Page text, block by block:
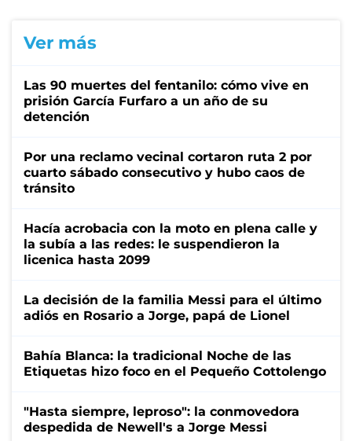
Ver más
Las 90 muertes del fentanilo: cómo vive en
prisión García Furfaro a un año de su
detención
Por una reclamo vecinal cortaron ruta 2 por
cuarto sábado consecutivo y hubo caos de
tránsito
Hacía acrobacia con la moto en plena calle y
la subía a las redes: le suspendieron la
licenica hasta 2099
La decisión de la familia Messi para el último
adiós en Rosario a Jorge, papá de Lionel
Bahía Blanca: la tradicional Noche de las
Etiquetas hizo foco en el Pequeño Cottolengo
"Hasta siempre, leproso": la conmovedora
despedida de Newell's a Jorge Messi